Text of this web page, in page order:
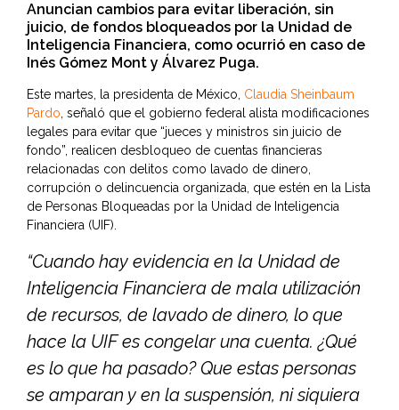
Anuncian cambios para evitar liberación, sin
juicio, de fondos bloqueados por la Unidad de
Inteligencia Financiera, como ocurrió en caso de
Inés Gómez Mont y Álvarez Puga.
Este martes, la presidenta de México, Claudia Sheinbaum
Pardo, señaló que el gobierno federal alista modificaciones
legales para evitar que “jueces y ministros sin juicio de
fondo”, realicen desbloqueo de cuentas financieras
relacionadas con delitos como lavado de dinero,
corrupción o delincuencia organizada, que estén en la Lista
de Personas Bloqueadas por la Unidad de Inteligencia
Financiera (UIF).
“Cuando hay evidencia en la Unidad de
Inteligencia Financiera de mala utilización
de recursos, de lavado de dinero, lo que
hace la UIF es congelar una cuenta. ¿Qué
es lo que ha pasado? Que estas personas
se amparan y en la suspensión, ni siquiera